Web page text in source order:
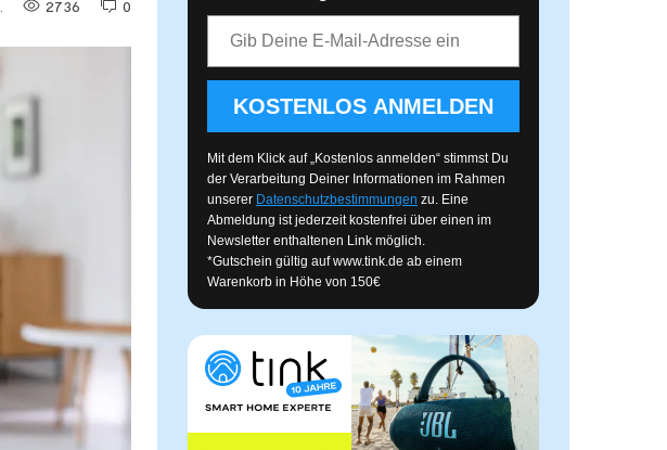
0
2736
KOSTENLOS ANMELDEN
Mit dem Klick auf „Kostenlos anmelden“ stimmst Du
der Verarbeitung Deiner Informationen im Rahmen
unserer Datenschutzbestimmungen zu. Eine
Abmeldung ist jederzeit kostenfrei über einen im
Newsletter enthaltenen Link möglich.
*Gutschein gültig aufwww.tink.de ab einem
Warenkorb in Höhe von 150€